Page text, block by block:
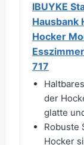
IBUYKE
Hausbank
Hocker
717
der
glatte
Robuste
Hocker